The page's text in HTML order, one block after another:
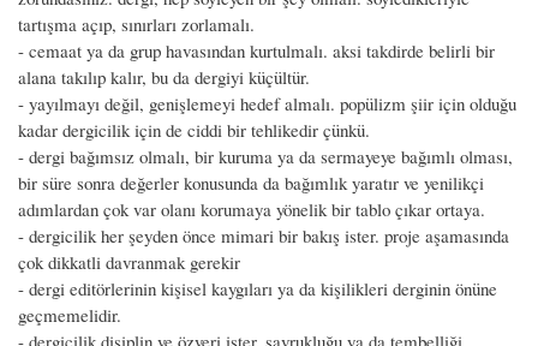
tartışma açıp, sınırları zorlamalı.
- cemaat ya da grup havasından kurtulmalı. aksi takdirde belirli bir
alana takılıp kalır, bu da dergiyi küçültür.
- yayılmayı değil, genişlemeyi hedef almalı. popülizm şiir için olduğu
kadar dergicilik için de ciddi bir tehlikedir çünkü.
- dergi bağımsız olmalı, bir kuruma ya da sermayeye bağımlı olması,
bir süre sonra değerler konusunda da bağımlık yaratır ve yenilikçi
adımlardan çok var olanı korumaya yönelik bir tablo çıkar ortaya.
- dergicilik her şeyden önce mimari bir bakış ister. proje aşamasında
çok dikkatli davranmak gerekir
- dergi editörlerinin kişisel kaygıları ya da kişilikleri derginin önüne
geçmemelidir.
- dergicilik disiplin ve özveri ister, savrukluğu ya da tembelliği